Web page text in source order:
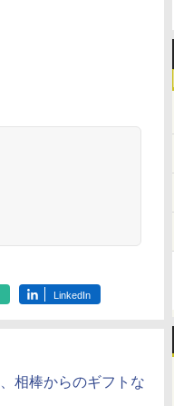
LinkedIn
相棒からのギフトな